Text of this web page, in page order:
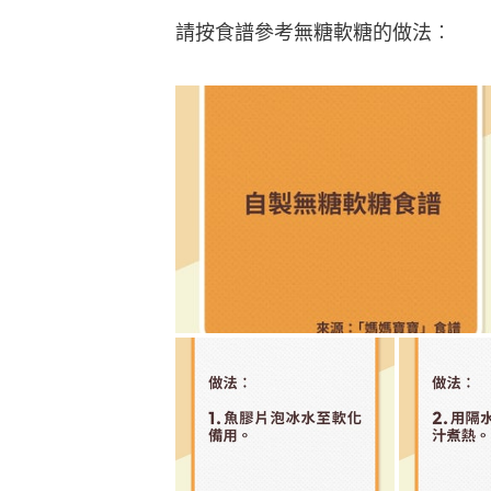
請按食譜參考無糖軟糖的做法︰